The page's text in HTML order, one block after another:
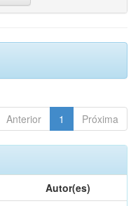
Anterior 1 Próxima
Autor(es)